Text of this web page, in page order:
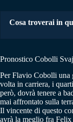
Cosa troverai in
Pronostico Cobolli
Per Flavio Cobolli una
volta in carriera, i
però, dovrà tenere a
mai affrontato sulla
Il vincente di questo
avrà la meglio fra